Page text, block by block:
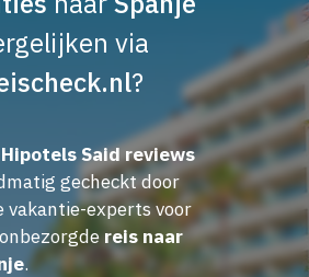
via
?
Hipotels Said reviews
gecheckt door
vakantie-experts voor
reis naar
.